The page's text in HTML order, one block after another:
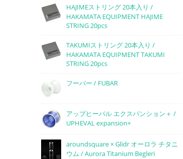
HAJIMEストリング 20本入り /
HAKAMATA EQUIPMENT HAJIME
STRING 20pcs
TAKUMIストリング 20本入り /
HAKAMATA EQUIPMENT TAKUMI
STRING 20pcs
フーバー / FUBAR
アップヒーバル エクスパンション＋ /
UPHEVAL expansion+
aroundsquare × Glidr オーロラ チタニ
ウム / Aurora Titanium Begleri